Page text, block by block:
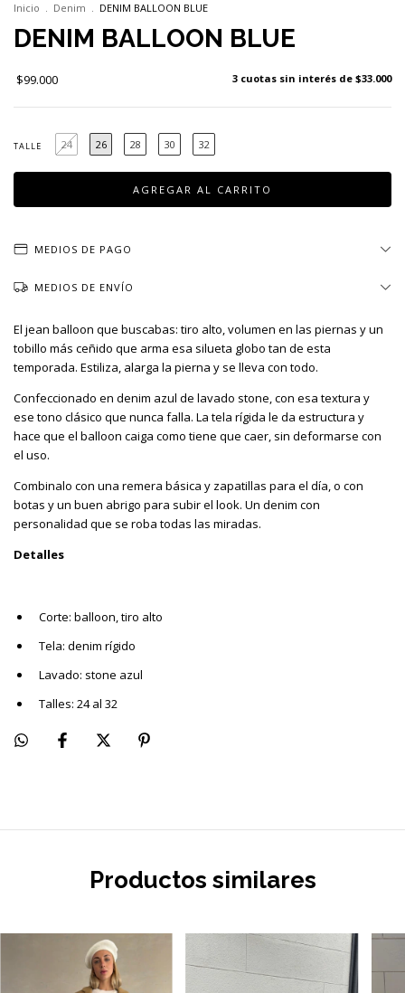
Inicio . Denim . DENIM BALLOON BLUE
DENIM BALLOON BLUE
$99.000 3 cuotas sin interés de $33.000
TALLE 24 26 28 30 32
MEDIOS DE PAGO
MEDIOS DE ENVÍO
El jean balloon que buscabas: tiro alto, volumen en las piernas y un
tobillo más ceñido que arma esa silueta globo tan de esta
temporada. Estiliza, alarga la pierna y se lleva con todo.
Confeccionado en denim azul de lavado stone, con esa textura y
ese tono clásico que nunca falla. La tela rígida le da estructura y
hace que el balloon caiga como tiene que caer, sin deformarse con
el uso.
Combinalo con una remera básica y zapatillas para el día, o con
botas y un buen abrigo para subir el look. Un denim con
personalidad que se roba todas las miradas.
Detalles
Corte: balloon, tiro alto
Tela: denim rígido
Lavado: stone azul
Talles: 24 al 32
Productos similares